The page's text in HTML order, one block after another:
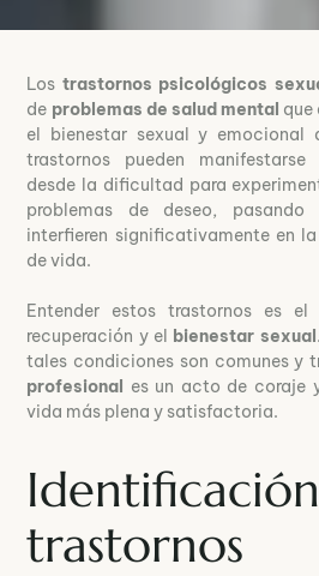
Los trastornos psicológicos
de problemas de salud mental que
el bienestar sexual y emocional
trastornos pueden
desde la dificultad para
problemas de deseo, pasando
interfieren significativamente en
de vida.
Entender estos trastornos es
recuperación y el
bienestar sexual
tales condiciones son comunes y
profesional es un acto de coraje
vida más plena y satisfactoria.
trastornos